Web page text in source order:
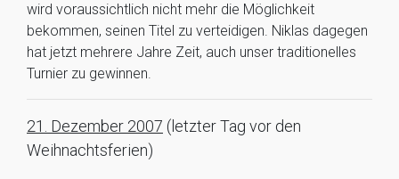
wird voraussichtlich nicht mehr die Möglichkeit
bekommen, seinen Titel zu verteidigen. Niklas dagegen
hat jetzt mehrere Jahre Zeit, auch unser traditionelles
Turnier zu gewinnen.
21. Dezember 2007 (letzter Tag vor den
Weihnachtsferien)